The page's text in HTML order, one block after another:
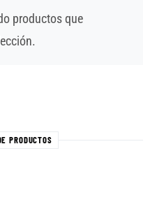
productos que
PRODUCTOS